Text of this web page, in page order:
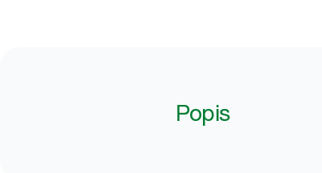
Popis